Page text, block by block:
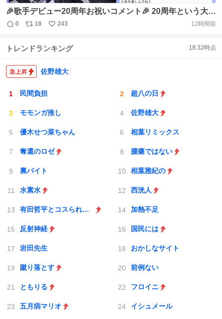
🎉歌手デビュー20周年お祝いコメント🎉 20周年という大切
な節目に、日頃からお世話になっている皆さまより温かい
@RISA_memesama ありがとうございます💐 #しょこたん
返
数
0
リ
ス
数
18
い
ね
243 12時間前
トレンドランキング 18:32時点
佐野雄大
民間負担 超八の日
モモンガ推し 佐野雄大
優木せつ菜ちゃん 相葉リミックス
奪還のロゼ 腫瘍ではない
裏バイト 相葉雅紀の
水素水 西洸人
有田哲平とコスられない街 加熱不足
反射神経 国民には
岩田先生 おかしなサイト
蹴り落とす 前例ない
ともりる フロイニ
五月病マリオ イシュメール